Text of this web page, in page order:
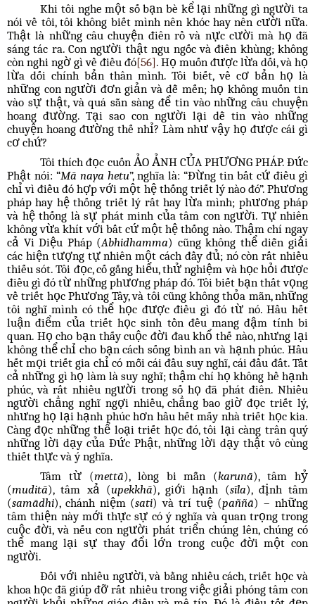
Khi tôi nghe một số bạn bè kể lại những gì người ta
nói về tôi, tôi không biết mình nên khóc hay nên cười nữa.
Thật là những câu chuyện điên rồ và nực cười mà họ đã
sáng tác ra. Con người thật ngu ngốc và điên khùng; không
còn nghi ngờ gì về điều đó[56]. Họ muốn được lừa dối, và họ
lừa dối chính bản thân mình. Tôi biết, về cơ bản họ là
những con người đơn giản và dễ mến; họ không muốn tin
vào sự thật, và quá sẵn sàng để tin vào những câu chuyện
hoang đường. Tại sao con người lại dễ tin vào những
chuyện hoang đường thế nhỉ? Làm như vậy họ được cái gì
cơ chứ?
Tôi thích đọc cuốn ẢO ẢNH CỦA PHƯƠNG PHÁP. Đức
Phật nói: “Mā naya hetu”, nghĩa là: “Đừng tin bất cứ điều gì
chỉ vì điều đó hợp với một hệ thống triết lý nào đó”. Phương
pháp hay hệ thống triết lý rất hay lừa mình; phương pháp
và hệ thống là sự phát minh của tâm con người. Tự nhiên
không vừa khít với bất cứ một hệ thống nào. Thậm chí ngay
cả Vi Diệu Pháp (Abhidhamma) cũng không thể diễn giải
các hiện tượng tự nhiên một cách đầy đủ; nó còn rất nhiều
thiếu sót. Tôi đọc, cố gắng hiểu, thử nghiệm và học hỏi được
điều gì đó từ những phương pháp đó. Tôi biết bạn thất vọng
về triết học Phương Tây, và tôi cũng không thỏa mãn, những
tôi nghĩ mình có thể học được điều gì đó từ nó. Hầu hết
luận điểm của triết học sinh tồn đều mang đậm tính bi
quan. Họ cho bạn thấy cuộc đời đau khổ thế nào, nhưng lại
không thể chỉ cho bạn cách sống bình an và hạnh phúc. Hầu
hết mọi triết gia chỉ có mỗi cái đầu suy nghĩ, cái đầu đất. Tất
cả những gì họ làm là suy nghĩ; thậm chí họ không hề hạnh
phúc, và rất nhiều người trong số họ đã phát điên. Nhiều
người chẳng nghĩ ngợi nhiều, chẳng bao giờ đọc triết lý,
nhưng họ lại hạnh phúc hơn hầu hết mấy nhà triết học kia.
Càng đọc những thể loại triết học đó, tôi lại càng trân quý
những lời dạy của Đức Phật, những lời dạy thật vô cùng
thiết thực và ý nghĩa.
Tâm từ (mettā), lòng bi mẫn (karunā), tâm hỷ
(muditā), tâm xả (upekkhā), giới hạnh (sīla), định tâm
(samādhi), chánh niệm (sati) và trí tuệ (paññā) – những
tâm thiện này mới thực sự có ý nghĩa và quan trọng trong
cuộc đời, và nếu con người phát triển chúng lên, chúng có
thể mang lại sự thay đổi lớn trong cuộc đời một con
người.
Đối với nhiều người, và bằng nhiều cách, triết học và
khoa học đã giúp đỡ rất nhiều trong việc giải phóng tâm con